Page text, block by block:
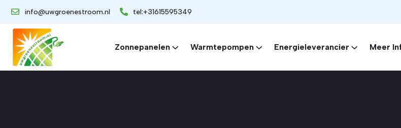
info@uwgroenestroom.nl tel:+31615595349
Zonnepanelen Warmtepompen Energieleverancier Meer